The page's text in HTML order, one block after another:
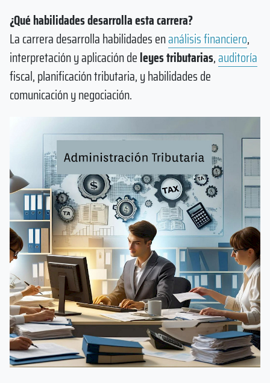
¿Qué habilidades desarrolla esta carrera?
La carrera desarrolla habilidades enanálisis financiero,
interpretación y aplicación deleyes tributarias,auditoría
fiscal, planificación tributaria, y habilidades de
comunicación y negociación.